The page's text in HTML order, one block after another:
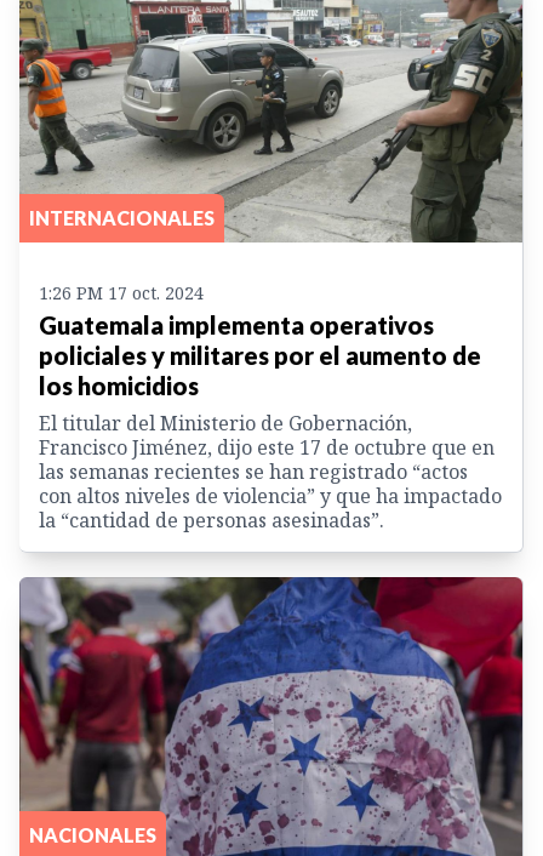
INTERNACIONALES
1:26 PM 17 oct. 2024
Guatemala implementa operativos
policiales y militares por el aumento de
los homicidios
El titular del Ministerio de Gobernación,
Francisco Jiménez, dijo este 17 de octubre que en
las semanas recientes se han registrado “actos
con altos niveles de violencia” y que ha impactado
la “cantidad de personas asesinadas”.
NACIONALES